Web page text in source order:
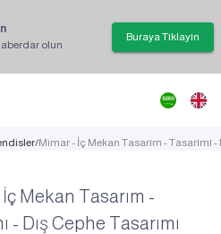
olun
Buraya Tıklayın
/Mimar - İç Mekan Tasarım - Tasarımı -
Mekan Tasarım -
- Dış Cephe Tasarımı